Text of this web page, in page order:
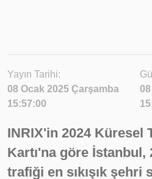
Yayın Tarihi:
08 Ocak 2025 Çarşamba
15:57:00
INRIX'in 2024 Küresel
Kartı'na göre İstanbul,
trafiği en sıkışık şehri